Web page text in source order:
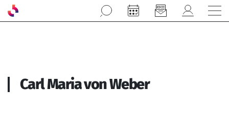
Aller au contenu principal
Carl Maria von Weber